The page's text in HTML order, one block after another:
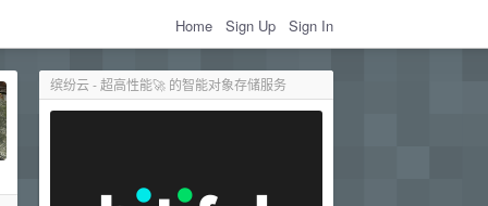
Home Sign Up Sign In
缤纷云 - 超高性能🚀 的智能对象存储服务